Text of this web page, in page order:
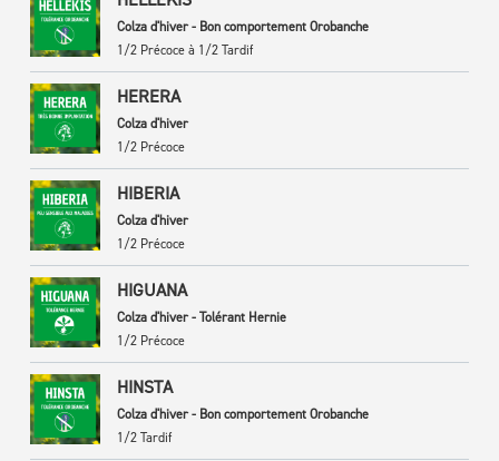
Colza d'hiver - Bon comportement Orobanche
1/2 Précoce à 1/2 Tardif
HERERA
Colza d'hiver
1/2 Précoce
HIBERIA
Colza d'hiver
1/2 Précoce
HIGUANA
Colza d'hiver - Tolérant Hernie
1/2 Précoce
HINSTA
Colza d'hiver - Bon comportement Orobanche
1/2 Tardif